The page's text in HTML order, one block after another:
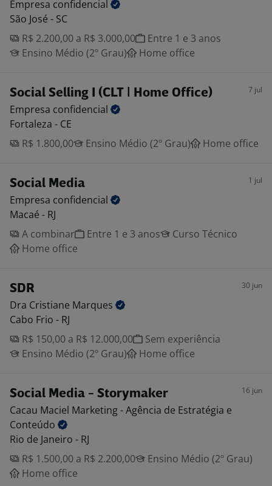
Empresa confidencial
São José - SC
R$ 2.200,00 a R$ 3.000,00
Entre 1 e 3 anos
Ensino Médio (2º Grau)
Home office
Social Selling I (CLT | Home Office) 7 jul
Empresa confidencial
Fortaleza - CE
R$ 1.800,00
Ensino Médio (2º Grau) Home office
Social Media 1 jul
Empresa confidencial
Macaé - RJ
A combinar
Entre 1 e 3 anos
Curso Técnico
Home office
SDR 30 jun
Dra Cristiane Marques
Cabo Frio - RJ
R$ 150,00 a R$ 12.000,00
Sem experiência
Ensino Médio (2º Grau)
Home office
Social Media - Storymaker 16 jun
Cacau Maciel Marketing - Agência de Estratégia e
Conteúdo
Rio de Janeiro - RJ
R$ 1.500,00 a R$ 2.200,00
Ensino Médio (2º Grau)
Home office